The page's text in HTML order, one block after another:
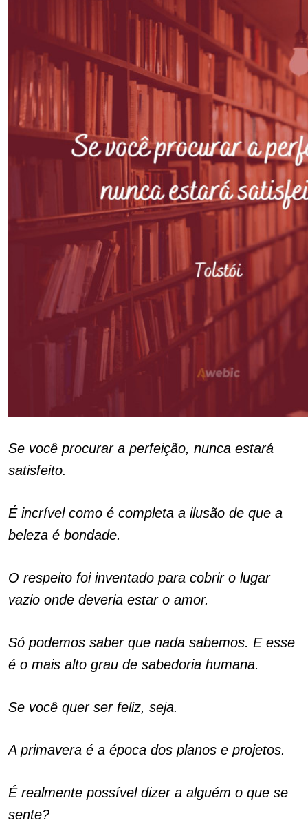
Se você procurar a perfeição, nunca estará
satisfeito.
É incrível como é completa a ilusão de que a
beleza é bondade.
O respeito foi inventado para cobrir o lugar
vazio onde deveria estar o amor.
Só podemos saber que nada sabemos. E esse
é o mais alto grau de sabedoria humana.
Se você quer ser feliz, seja.
A primavera é a época dos planos e projetos.
É realmente possível dizer a alguém o que se
sente?